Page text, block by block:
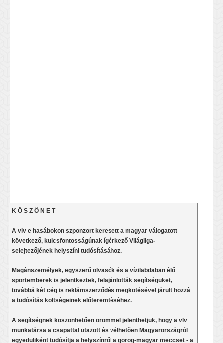
K Ö S Z Ö N E T
A vlv e hasábokon szponzort keresett a magyar válogatott
következő, kulcsfontosságúnak ígérkező Világliga-
selejtezőjének helyszíni tudósításához.
Magánszemélyek, egyszerű olvasók és a vízilabdaban élő
sportemberek is jelentkeztek, felajánlották segítségüket,
továbbá két cég is reklámszerződés megkötésével járult hozzá
a tudósítás költségeinek előteremtéséhez.
A segítségnek köszönhetően örömmel jelenthetjük, hogy a vlv
munkatársa a csapattal utazott és vélhetően Magyarországról
egyedüliként tudósítja a helyszínről a görög-magyar meccset - a